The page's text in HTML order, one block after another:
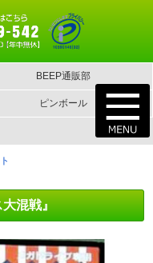
BEEP通販部
ピンボール
混戦』